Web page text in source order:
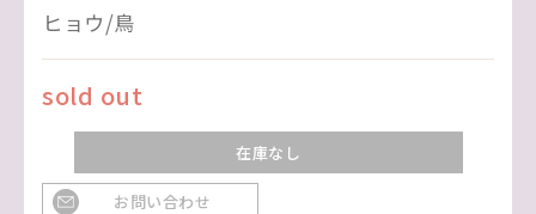
ヒョウ/鳥
sold out
在庫なし
お問い合わせ